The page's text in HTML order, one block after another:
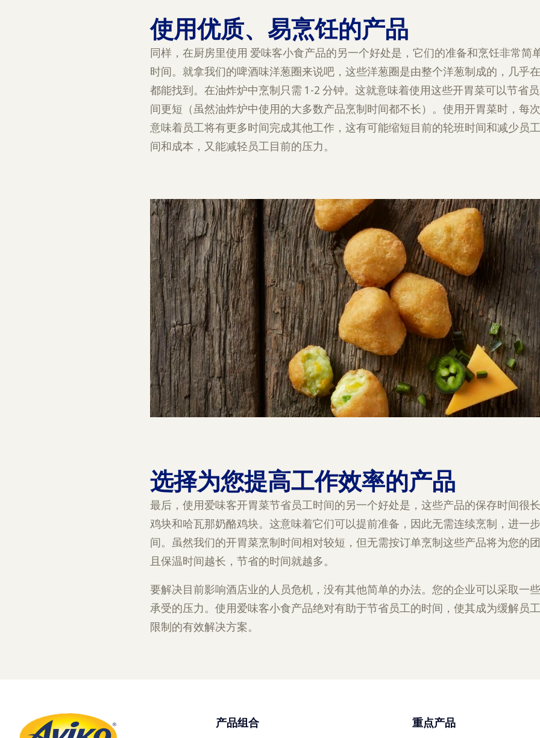
使用优质、易烹饪的产品
同样，在厨房里使用 爱味客小食产品的另一个好处是，它们的准备和烹饪非常简
时间。就拿我们的啤酒味洋葱圈来说吧，这些洋葱圈是由整个洋葱制成的，几乎
都能找到。在油炸炉中烹制只需 1-2 分钟。这就意味着使用这些开胃菜可以节省
间更短（虽然油炸炉中使用的大多数产品烹制时间都不长）。使用开胃菜时，每
意味着员工将有更多时间完成其他工作，这有可能缩短目前的轮班时间和减少员
间和成本，又能减轻员工目前的压力。
选择为您提高工作效率的产品
最后，使用爱味客开胃菜节省员工时间的另一个好处是，这些产品的保存时间很
鸡块和哈瓦那奶酪鸡块。这意味着它们可以提前准备，因此无需连续烹制，进一
间。虽然我们的开胃菜烹制时间相对较短，但无需按订单烹制这些产品将为您的
且保温时间越长，节省的时间就越多。
要解决目前影响酒店业的人员危机，没有其他简单的办法。您的企业可以采取一
承受的压力。使用爱味客小食产品绝对有助于节省员工的时间，使其成为缓解员
限制的有效解决方案。
产品组合 重点产品